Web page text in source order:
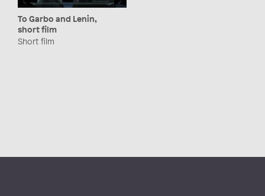
To Garbo and Lenin,
short film
Short film